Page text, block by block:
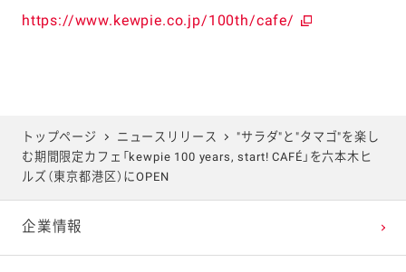
https://www.kewpie.co.jp/100th/cafe/
トップページ ニュースリリース
"サラダ"と"タマゴ"を楽し
む期間限定カフェ「kewpie 100 years, start! CAFÉ」を六本木ヒ
ルズ（東京都港区）にOPEN
企業情報